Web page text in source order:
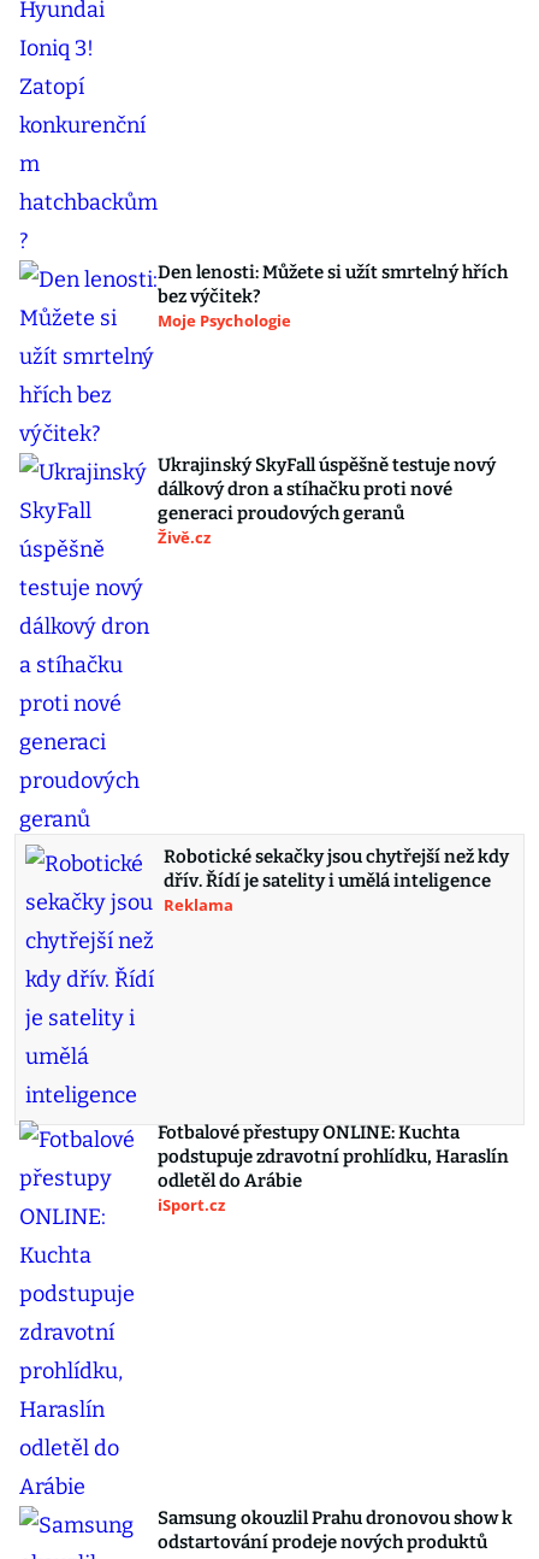
Den lenosti: Můžete si užít smrtelný hřích
bez výčitek?
Moje Psychologie
Ukrajinský SkyFall úspěšně testuje nový
dálkový dron a stíhačku proti nové
generaci proudových geranů
Živě.cz
Robotické sekačky jsou chytřejší než kdy
dřív. Řídí je satelity i umělá inteligence
Reklama
Fotbalové přestupy ONLINE: Kuchta
podstupuje zdravotní prohlídku, Haraslín
odletěl do Arábie
iSport.cz
Samsung okouzlil Prahu dronovou show k
odstartování prodeje nových produktů